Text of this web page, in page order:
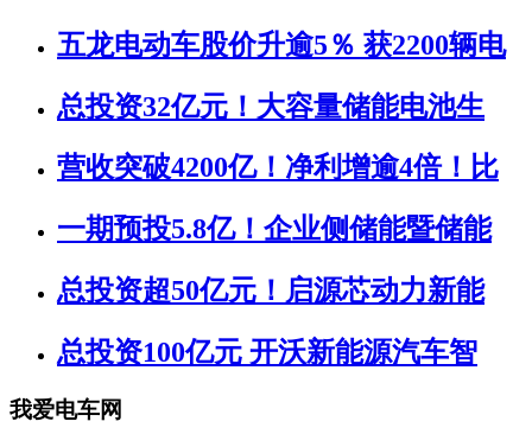
五龙电动车股价升逾5％ 获2200辆电
总投资32亿元！大容量储能电池生
营收突破4200亿！净利增逾4倍！比
一期预投5.8亿！企业侧储能暨储能
总投资超50亿元！启源芯动力新能
总投资100亿元 开沃新能源汽车智
我爱电车网